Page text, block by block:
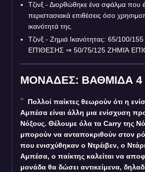
Τζινξ - Διορθώθηκε ένα σφάλμα που
περιστασιακά επιθέσεις όσο
ικανότητά της.
Τζινξ - Ζημιά Ικανότητας: 65/100/
ΕΠΊΘΕΣΗΣ ⇒ 50/75/125 ΖΗΜΙΆ
ΜΟΝΑΔΕΣ: ΒΑΘΜΙΔΑ 4
Πολλοί παίκτες θεωρούν ότι η
Αμπέσα είναι άλλη μια ενίσχυση
Νόξους. Θέλουμε όλα τα Carry της
μπορούν να ανταποκριθούν στον
που ενισχύθηκαν ο Ντρέιβεν, ο
Αμπέσα, ο παίκτης καλείται να
μονάδα θα δώσει αντικείμενα,